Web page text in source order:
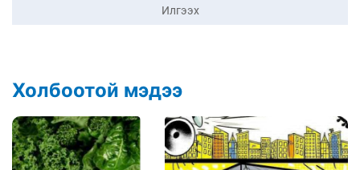
Илгээх
Холбоотой мэдээ